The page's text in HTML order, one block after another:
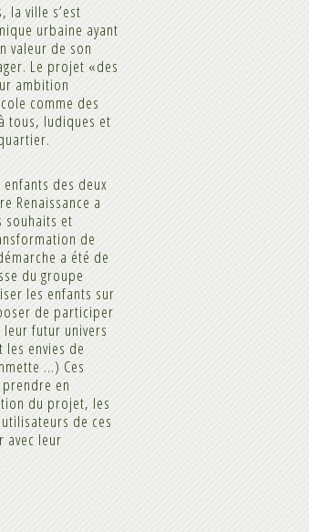
la ville s’est
urbaine ayant
valeur de son
Le projet «des
ambition
comme des
tous, ludiques et
des deux
Renaissance a
souhaits et
de
a été de
du groupe
les enfants sur
de participer
futur univers
envies de
…) Ces
en
du projet, les
de ces
avec leur